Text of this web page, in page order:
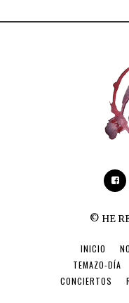
© HE
INICIO
TEMAZO-DÍA
CONCIERTOS